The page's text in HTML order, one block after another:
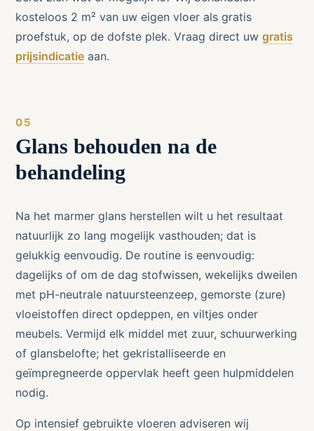
kosteloos 2 m² van uw eigen vloer als gratis
proefstuk, op de dofste plek. Vraag direct uwgratis
prijsindicatie aan.
Glans behouden na de
behandeling
Na het marmer glans herstellen wilt u het resultaat
natuurlijk zo lang mogelijk vasthouden; dat is
gelukkig eenvoudig. De routine is eenvoudig:
dagelijks of om de dag stofwissen, wekelijks dweilen
met pH-neutrale natuursteenzeep, gemorste (zure)
vloeistoffen direct opdeppen, en viltjes onder
meubels. Vermijd elk middel met zuur, schuurwerking
of glansbelofte; het gekristalliseerde en
geïmpregneerde oppervlak heeft geen hulpmiddelen
nodig.
Op intensief gebruikte vloeren adviseren wij